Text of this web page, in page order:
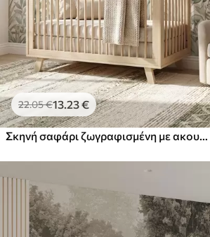
22.05€13.23€
Σκηνή σαφάρι ζωγραφισμένη με ακουαρέλα, με ζώα σε απαλούς παστέλ τόνους, στην οποία απεικονίζονται μια καμηλοπάρδαλη, ένα ελεφαντάκι, μια ζέβρα και ένα λιονταράκι